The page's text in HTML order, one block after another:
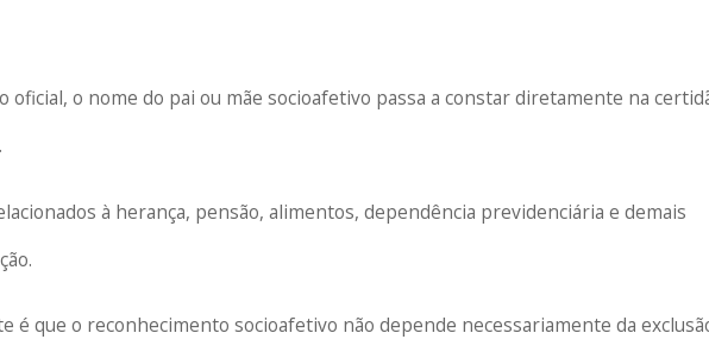
oficial, o nome do pai ou mãe socioafetivo passa a constar diretamente na
à herança, pensão, alimentos, dependência previdenciária e demais
é que o reconhecimento socioafetivo não depende necessariamente da